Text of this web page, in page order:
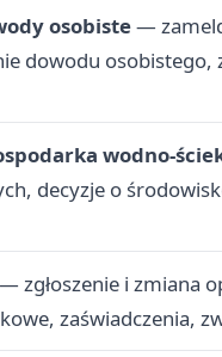
osobiste—
dowodu osobistego,
rejestr
wodno-
decyzje o
działalności
— zgłoszenie i zmiana
zaświadczenia,